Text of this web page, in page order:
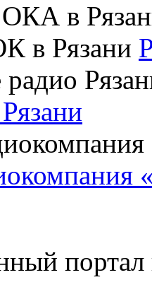
портал